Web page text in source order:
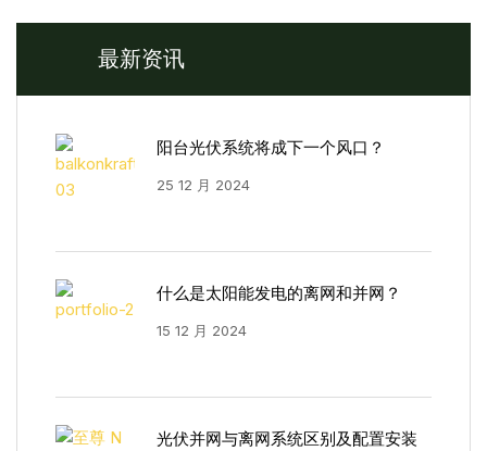
最新资讯
阳台光伏系统将成下一个风口？
25 12 月 2024
什么是太阳能发电的离网和并网？
15 12 月 2024
光伏并网与离网系统区别及配置安装